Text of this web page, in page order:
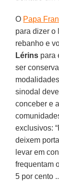
O Papa
para dizer o
rebanho e
Lérins para
ser
sinodal
conceber e
exclusivos:
deixem
levar em
frequentam
5 por cento